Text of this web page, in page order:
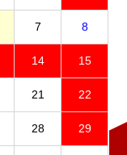
7 8
14 15
21 22
28 29